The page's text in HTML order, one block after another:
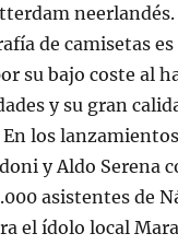
de camisetas
su bajo coste al
y su gran
los
y Aldo Serena
asistentes de
el ídolo local